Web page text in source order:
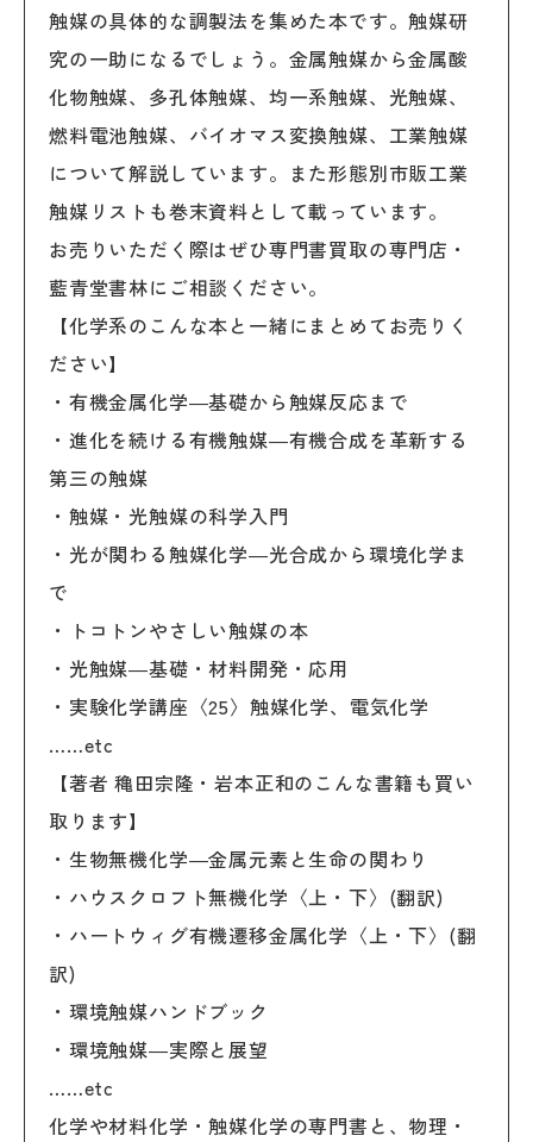
触媒の具体的な調製法を集めた本です。触媒研
究の一助になるでしょう。金属触媒から金属酸
化物触媒、多孔体触媒、均一系触媒、光触媒、
燃料電池触媒、バイオマス変換触媒、工業触媒
について解説しています。また形態別市販工業
触媒リストも巻末資料として載っています。
お売りいただく際はぜひ専門書買取の専門店・
藍青堂書林にご相談ください。
【化学系のこんな本と一緒にまとめてお売りく
ださい】
・有機金属化学―基礎から触媒反応まで
・進化を続ける有機触媒―有機合成を革新する
第三の触媒
・触媒・光触媒の科学入門
・光が関わる触媒化学―光合成から環境化学ま
で
・トコトンやさしい触媒の本
・光触媒―基礎・材料開発・応用
・実験化学講座〈25〉触媒化学、電気化学
……etc
【著者 穐田宗隆・岩本正和のこんな書籍も買い
取ります】
・生物無機化学―金属元素と生命の関わり
・ハウスクロフト無機化学〈上・下〉(翻訳)
・ハートウィグ有機遷移金属化学〈上・下〉(翻
訳)
・環境触媒ハンドブック
・環境触媒―実際と展望
……etc
化学や材料化学・触媒化学の専門書と、物理・